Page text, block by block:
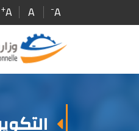
A
-
A
A
+